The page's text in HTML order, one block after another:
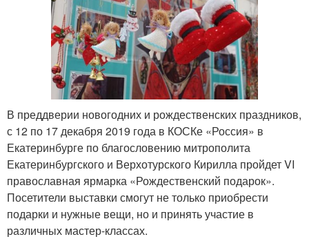
Ярмарка в торговых
центрах
Рождественские
ярмарки
Сельскохозяйственные
выставки
Сельскохозяйственная
выставка-ярмарка
Сельскохозяйственные
ярмарки
Ярмарка для садоводов
В преддверии новогодних и рождественских праздников,
с 12 по 17 декабря 2019 года в КОСКе «Россия» в
Екатеринбурге по благословению митрополита
Екатеринбургского и Верхотурского Кирилла пройдет VI
православная ярмарка «Рождественский подарок».
Посетители выставки смогут не только приобрести
подарки и нужные вещи, но и принять участие в
различных мастер-классах.